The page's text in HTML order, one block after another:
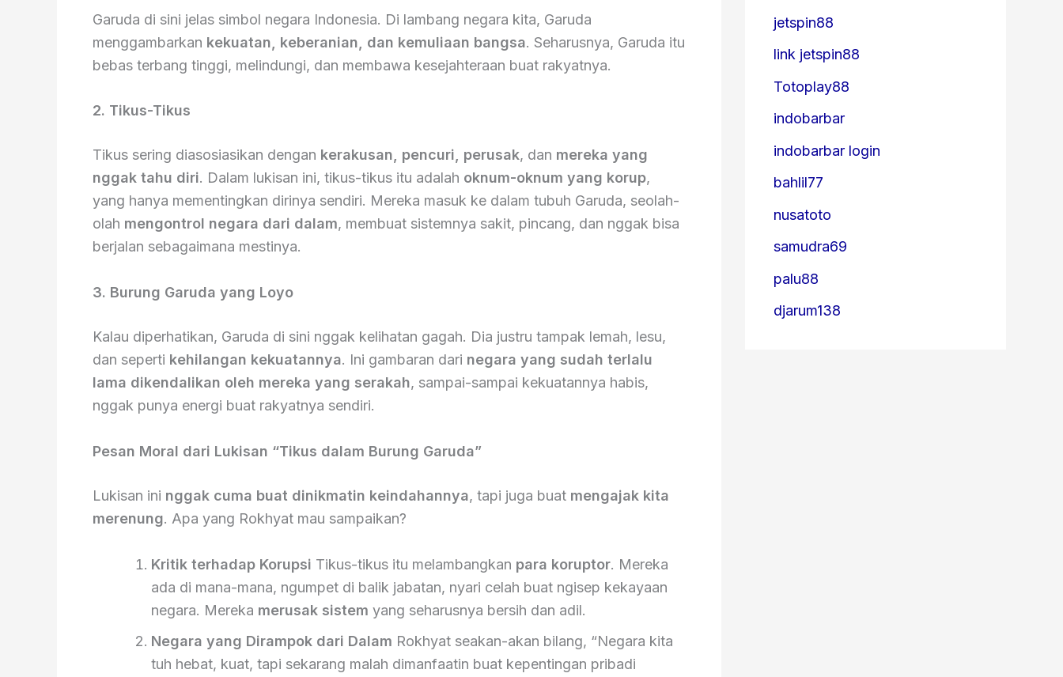
Garuda di sini jelas simbol negara Indonesia. Di lambang negara kita, Garuda
menggambarkan kekuatan, keberanian, dan kemuliaan bangsa. Seharusnya, Garuda itu
bebas terbang tinggi, melindungi, dan membawa kesejahteraan buat rakyatnya.
2. Tikus-Tikus
Tikus sering diasosiasikan dengan kerakusan, pencuri, perusak, dan mereka yang
nggak tahu diri. Dalam lukisan ini, tikus-tikus itu adalah oknum-oknum yang korup,
yang hanya mementingkan dirinya sendiri. Mereka masuk ke dalam tubuh Garuda, seolah-
olah mengontrol negara dari dalam, membuat sistemnya sakit, pincang, dan nggak bisa
berjalan sebagaimana mestinya.
3. Burung Garuda yang Loyo
Kalau diperhatikan, Garuda di sini nggak kelihatan gagah. Dia justru tampak lemah, lesu,
dan seperti kehilangan kekuatannya. Ini gambaran dari negara yang sudah terlalu
lama dikendalikan oleh mereka yang serakah, sampai-sampai kekuatannya habis,
nggak punya energi buat rakyatnya sendiri.
Pesan Moral dari Lukisan “Tikus dalam Burung Garuda”
Lukisan ini nggak cuma buat dinikmatin keindahannya, tapi juga buat mengajak kita
merenung. Apa yang Rokhyat mau sampaikan?
Kritik terhadap Korupsi Tikus-tikus itu melambangkan para koruptor. Mereka
ada di mana-mana, ngumpet di balik jabatan, nyari celah buat ngisep kekayaan
negara. Mereka merusak sistem yang seharusnya bersih dan adil.
Negara yang Dirampok dari Dalam Rokhyat seakan-akan bilang, “Negara kita
tuh hebat, kuat, tapi sekarang malah dimanfaatin buat kepentingan pribadi
jetspin88
link jetspin88
Totoplay88
indobarbar
indobarbar login
bahlil77
nusatoto
samudra69
palu88
djarum138